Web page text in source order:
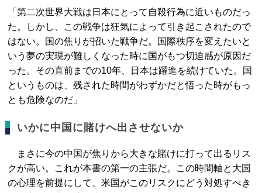
「第二次世界大戦は日本にとって自殺行為に近いものだっ
た。しかし、この戦争は狂気によって引き起こされたので
はない。国の焦りが招いた戦争だ。国際秩序を変えたいと
いう夢の実現が難しくなった時に国がもつ切迫感が原因だ
った。その直前までの10年、日本は躍進を続けていた。国
というものは、残された時間がわずかだと悟った時がもっ
とも危険なのだ」
いかに中国に賭けへ出させないか
まさに今の中国が焦りから大きな賭けに打って出るリス
クが高い。これが本書の第一の主張だ。この時間軸と大国
の心理を前提にして、米国がこのリスクにどう対処すべき